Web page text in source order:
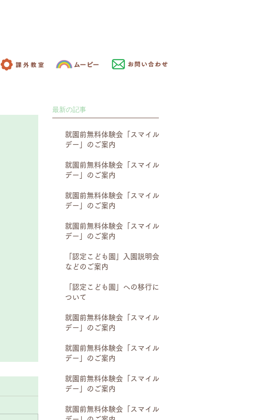
最新の記事
就園前無料体験会「スマイル
デー」のご案内
就園前無料体験会「スマイル
デー」のご案内
就園前無料体験会「スマイル
デー」のご案内
就園前無料体験会「スマイル
デー」のご案内
「認定こども園」入園説明会
などのご案内
「認定こども園」への移行に
ついて
就園前無料体験会「スマイル
デー」のご案内
就園前無料体験会「スマイル
デー」のご案内
就園前無料体験会「スマイル
デー」のご案内
就園前無料体験会「スマイル